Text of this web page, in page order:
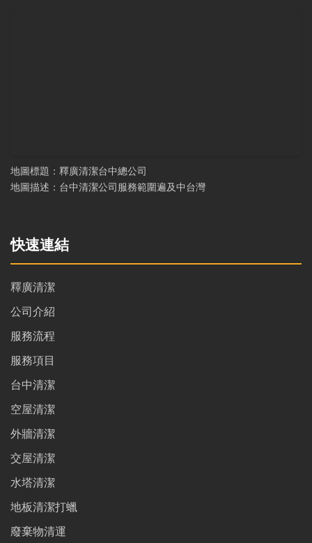
地圖標題：釋廣清潔台中總公司
地圖描述：台中清潔公司服務範圍遍及中台灣
快速連結
釋廣清潔
公司介紹
服務流程
服務項目
台中清潔
空屋清潔
外牆清潔
交屋清潔
水塔清潔
地板清潔打蠟
廢棄物清運